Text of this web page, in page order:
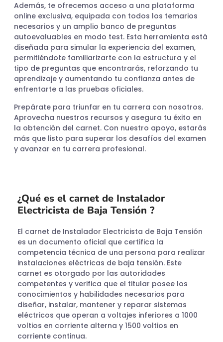
Además, te ofrecemos acceso a una plataforma
online exclusiva, equipada con todos los temarios
necesarios y un amplio banco de preguntas
autoevaluables en modo test. Esta herramienta está
diseñada para simular la experiencia del examen,
permitiéndote familiarizarte con la estructura y el
tipo de preguntas que encontrarás, reforzando tu
aprendizaje y aumentando tu confianza antes de
enfrentarte a las pruebas oficiales.
Prepárate para triunfar en tu carrera con nosotros.
Aprovecha nuestros recursos y asegura tu éxito en
la obtención del carnet. Con nuestro apoyo, estarás
más que listo para superar los desafíos del examen
y avanzar en tu carrera profesional.
¿Qué es el carnet de Instalador
Electricista de Baja Tensión ?
El carnet de Instalador Electricista de Baja Tensión
es un documento oficial que certifica la
competencia técnica de una persona para realizar
instalaciones eléctricas de baja tensión. Este
carnet es otorgado por las autoridades
competentes y verifica que el titular posee los
conocimientos y habilidades necesarios para
diseñar, instalar, mantener y reparar sistemas
eléctricos que operan a voltajes inferiores a 1000
voltios en corriente alterna y 1500 voltios en
corriente continua.